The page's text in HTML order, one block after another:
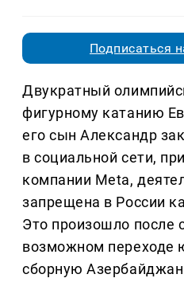
Подписаться
Двукратный
фигурному катанию
его сын Александр
в социальной сети,
компании Meta,
запрещена в России
Это произошло после
возможном переходе
сборную